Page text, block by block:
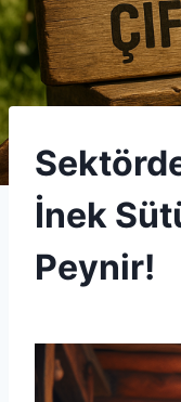
UNCATEGORIZED
İnek
Peynir!
Admin